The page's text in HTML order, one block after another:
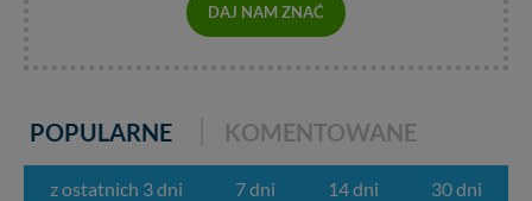
DAJ NAM ZNAĆ
POPULARNE KOMENTOWANE
z ostatnich 3 dni 7 dni 14 dni 30 dni